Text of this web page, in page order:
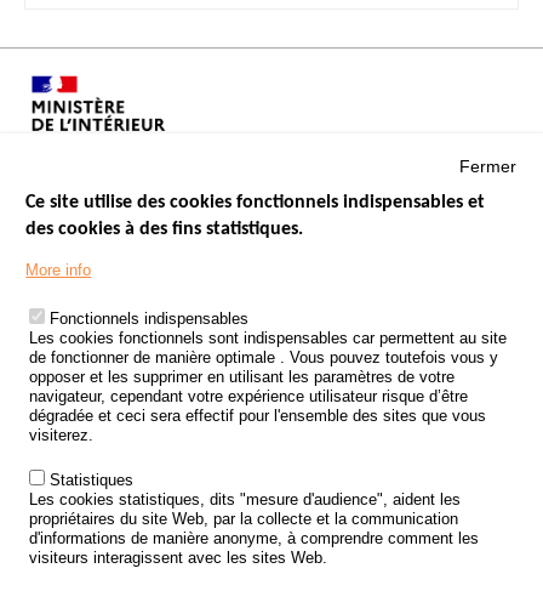
Menu
Footer
LES SITES PUBLICS
ÉTAT DE L’INSÉCURITÉ ROUTIÈRE
TRAITEMENT DES DONNÉES PERSONNELLES DES ACCIDENTS DE
LA ROUTE
ETUDES ET RECHERCHES
APPEL À PROJETS
POLITIQUE DE SÉCURITÉ ROUTIÈRE
Outils
AGENDA
Fermer
Ce site utilise des cookies fonctionnels indispensables et
des cookies à des fins statistiques.
More info
Fonctionnels indispensables
Les cookies fonctionnels sont indispensables car permettent au site
de fonctionner de manière optimale . Vous pouvez toutefois vous y
opposer et les supprimer en utilisant les paramètres de votre
navigateur, cependant votre expérience utilisateur risque d’être
dégradée et ceci sera effectif pour l'ensemble des sites que vous
visiterez.
Statistiques
Les cookies statistiques, dits "mesure d'audience", aident les
propriétaires du site Web, par la collecte et la communication
d'informations de manière anonyme, à comprendre comment les
visiteurs interagissent avec les sites Web.